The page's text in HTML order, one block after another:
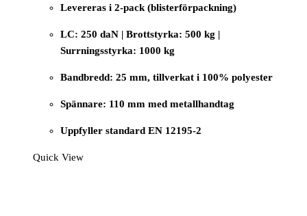
Levereras i 2-pack (blisterförpackning)
LC: 250 daN | Brottstyrka: 500 kg |
Surrningsstyrka: 1000 kg
Bandbredd: 25 mm, tillverkat i 100% polyester
Spännare: 110 mm med metallhandtag
Uppfyller standard EN 12195-2
Quick View